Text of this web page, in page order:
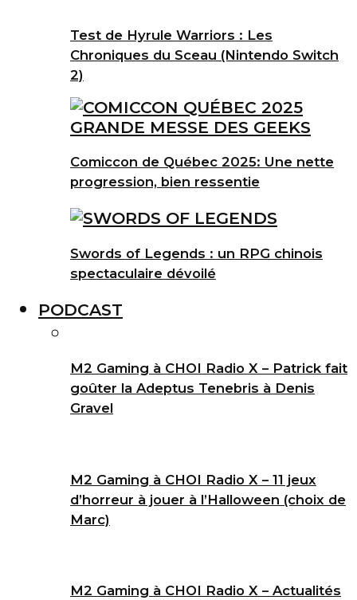
Test de Hyrule Warriors : Les
Chroniques du Sceau (Nintendo Switch
2)
Comiccon de Québec 2025: Une nette
progression, bien ressentie
Swords of Legends : un RPG chinois
spectaculaire dévoilé
PODCAST
M2 Gaming à CHOI Radio X – Patrick fait
goûter la Adeptus Tenebris à Denis
Gravel
M2 Gaming à CHOI Radio X – 11 jeux
d’horreur à jouer à l’Halloween (choix de
Marc)
M2 Gaming à CHOI Radio X – Actualités